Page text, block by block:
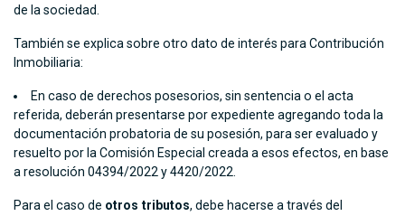
de la sociedad.
También se explica sobre otro dato de interés para Contribución
Inmobiliaria:
En caso de derechos posesorios, sin sentencia o el acta
referida, deberán presentarse por expediente agregando toda la
documentación probatoria de su posesión, para ser evaluado y
resuelto por la Comisión Especial creada a esos efectos, en base
a resolución 04394/2022 y 4420/2022.
Para el caso de otros tributos, debe hacerse a través del